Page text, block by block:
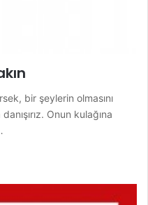
bir şeylerin olmasını
Onun kulağına